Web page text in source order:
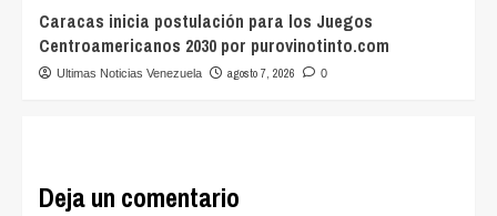
Caracas inicia postulación para los Juegos
Centroamericanos 2030 por purovinotinto.com
Ultimas Noticias Venezuela agosto 7, 2026 0
Deja un comentario